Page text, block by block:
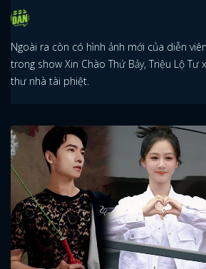
Ngoài ra còn có hình ảnh mới của diễn
trong show Xin Chào Thứ Bảy, Triệu Lộ
thư nhà tài phiệt.